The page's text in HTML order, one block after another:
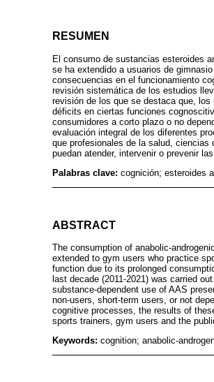
RESUMEN
El consumo de sustancias esteroides
se ha extendido a usuarios de
consecuencias en el funcionamiento
revisión sistemática de los estudios
revisión de los que se destaca que,
déficits en ciertas funciones
consumidores a corto plazo o no
evaluación integral de los diferentes
que profesionales de la salud, ciencias
puedan atender, intervenir o prevenir
Palabras clave: cognición; esteroides
ABSTRACT
The consumption of anabolic-
extended to gym users who practice
function due to its prolonged
last decade (2011-2021) was carried
substance-dependent use of AAS
non-users, short-term users, or not
cognitive processes, the results of
sports trainers, gym users and the
Keywords: cognition; anabolic-